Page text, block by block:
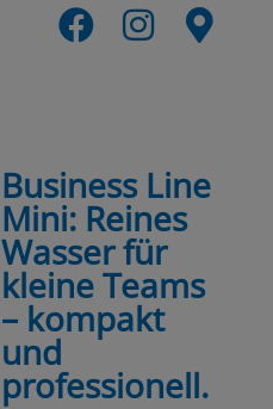
Business Line
Mini: Reines
Wasser für
kleine Teams
– kompakt
und
professionell.